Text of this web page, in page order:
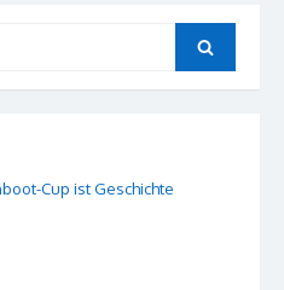
Search
Cup ist Geschichte